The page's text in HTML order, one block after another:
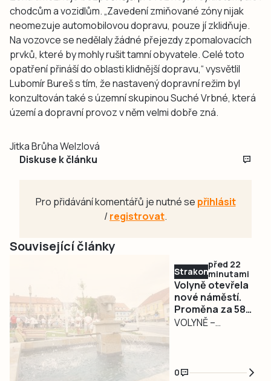
chodcům a vozidlům. „Zavedení zmiňované zóny nijak
neomezuje automobilovou dopravu, pouze jí zklidňuje.
Na vozovce se nedělaly žádné přejezdy zpomalovacích
prvků, které by mohly rušit tamní obyvatele. Celé toto
opatření přináší do oblasti klidnější dopravu,“ vysvětlil
Lubomír Bureš s tím, že nastavený dopravní režim byl
konzultován také s územní skupinou Suché Vrbné, která
území a dopravní provoz v něm velmi dobře zná.
Jitka Brůha Welzlová
Diskuse k článku
Pro přidávání komentářů je nutné se přihlásit
/registrovat.
Související články
Strakonicko
před 22
minutami
Volyně otevřela
nové náměstí.
Proměna za 58
milionů se
VOLYNĚ –
slavnostní
0